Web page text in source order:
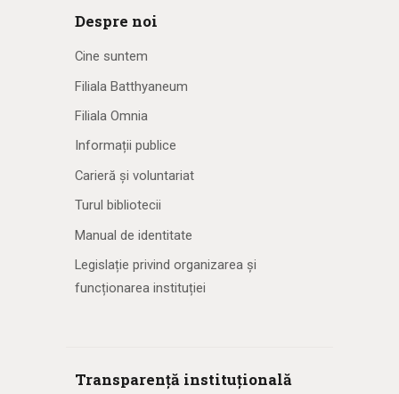
Despre noi
Cine suntem
Filiala Batthyaneum
Filiala Omnia
Informații publice
Carieră și voluntariat
Turul bibliotecii
Manual de identitate
Legislație privind organizarea și
funcționarea instituției
Transparență instituțională